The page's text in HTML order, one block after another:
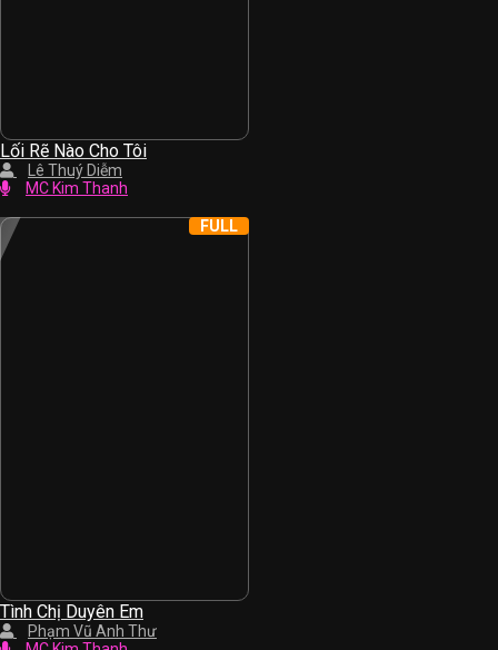
Lối Rẽ Nào Cho Tôi
Lê Thuý Diễm
MC Kim Thanh
Tình Chị Duyên Em
Phạm Vũ Anh Thư
FULL